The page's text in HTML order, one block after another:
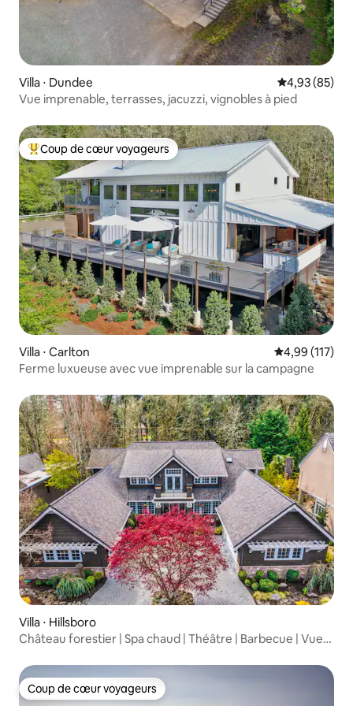
Villa ⋅ Dundee Évaluation
4,93 (85)
Vue imprenable, terrasses, jacuzzi, vignobles à pied
Coups de cœur voyageurs les plus appréciés
Coup de cœur voyageurs
Villa ⋅ Carlton Évaluation
4,99 (117)
Ferme luxueuse avec vue imprenable sur la campagne
Villa ⋅ Hillsboro
Château forestier | Spa chaud | Théâtre | Barbecue | Vue
Coup de cœur voyageurs
Coup de cœur voyageurs